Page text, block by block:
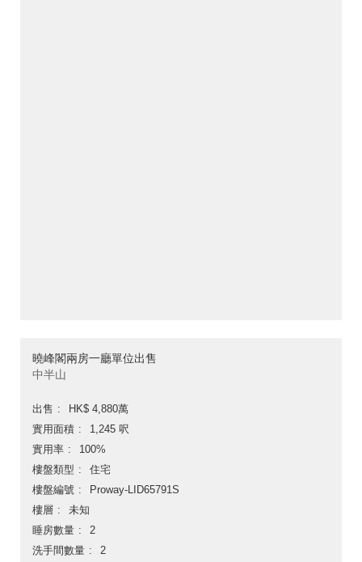
曉峰閣兩房一廳單位出售
中半山
出售
HK$ 4,880萬
實用面積
1,245 呎
實用率
100%
樓盤類型
住宅
樓盤編號
Proway-LID65791S
樓層
未知
睡房數量
2
洗手間數量
2